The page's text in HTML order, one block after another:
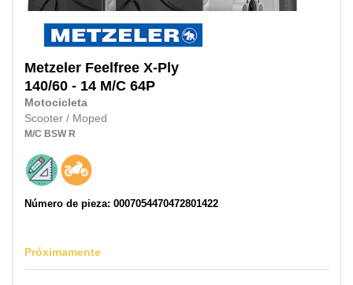
Metzeler Feelfree X-Ply
140/60 - 14 M/C 64P
Motocicleta
Scooter / Moped
M/C BSW R
Número de pieza: 0007054470472801422
Próximamente